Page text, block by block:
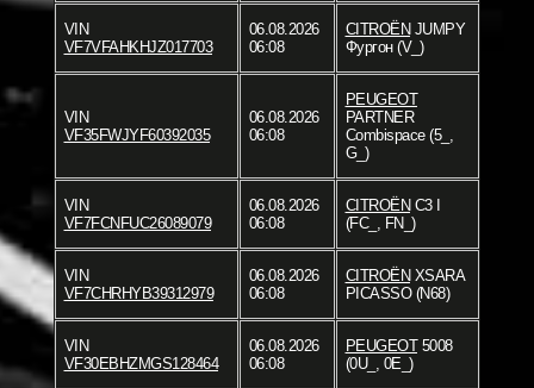
VIN
VF7VFAHKHJZ017703
06.08.2026
06:08
CITROËN JUMPY
Фургон (V_)
VIN
VF35FWJYF60392035
06.08.2026
06:08
PEUGEOT
PARTNER
Combispace (5_,
G_)
VIN
VF7FCNFUC26089079
06.08.2026
06:08
CITROËN C3 I
(FC_, FN_)
VIN
VF7CHRHYB39312979
06.08.2026
06:08
CITROËN XSARA
PICASSO (N68)
VIN
VF30EBHZMGS128464
06.08.2026
06:08
PEUGEOT5008
(0U_, 0E_)